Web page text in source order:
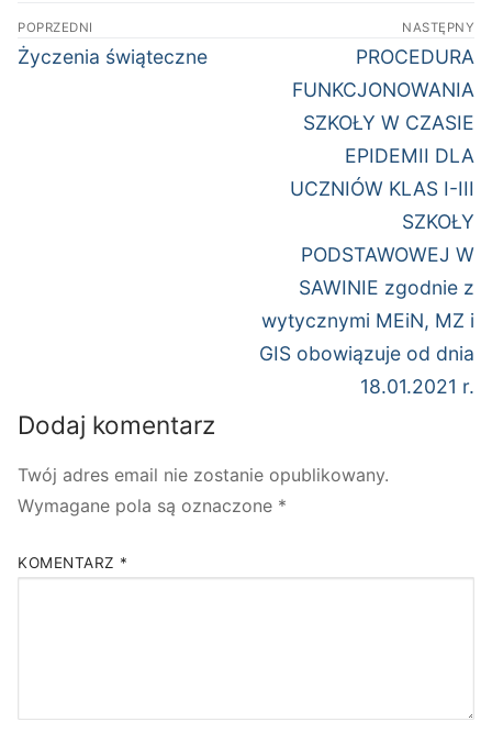
Nawigacja
wpisu
POPRZEDNI
Poprzedni
Życzenia świąteczne
NASTĘPNY
Następny
wpis:
PROCEDURA
FUNKCJONOWANIA
SZKOŁY W CZASIE
EPIDEMII DLA
UCZNIÓW KLAS I-III
SZKOŁY
PODSTAWOWEJ W
SAWINIE zgodnie z
wytycznymi MEiN, MZ i
GIS obowiązuje od dnia
18.01.2021 r.
Dodaj komentarz
Twój adres email nie zostanie opublikowany.
Wymagane pola są oznaczone *
KOMENTARZ *